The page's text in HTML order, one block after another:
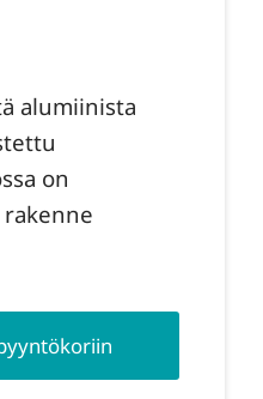
alumiinista
on